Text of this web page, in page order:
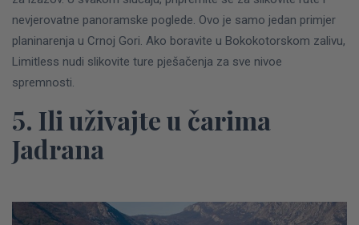
nevjerovatne panoramske poglede. Ovo je samo jedan primjer
planinarenja u Crnoj Gori. Ako boravite u Bokokotorskom zalivu,
Limitless nudi slikovite ture pješačenja za sve nivoe
spremnosti.
5. Ili uživajte u čarima
Jadrana